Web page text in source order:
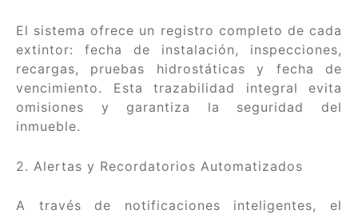
El sistema ofrece un registro completo de cada
extintor: fecha de instalación, inspecciones,
recargas, pruebas hidrostáticas y fecha de
vencimiento. Esta trazabilidad integral evita
omisiones y garantiza la seguridad del
inmueble.
2. Alertas y Recordatorios Automatizados
A través de notificaciones inteligentes, el